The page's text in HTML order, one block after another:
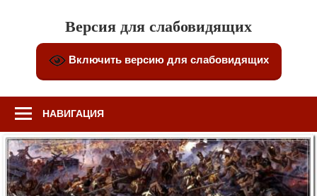
Версия для слабовидящих
Включить версию для слабовидящих
НАВИГАЦИЯ